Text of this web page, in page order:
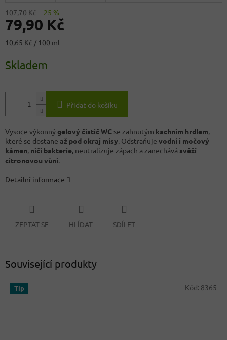
107,70 Kč –25 %
79,90 Kč
Měrná
10,65 Kč / 100 ml
Skladem
Přidat do košíku
Vysoce výkonný gelový čistič WC se zahnutým kachním hrdlem,
které se dostane až pod okraj mísy. Odstraňuje vodní i močový
kámen, ničí bakterie, neutralizuje zápach a zanechává svěží
citronovou vůni.
Detailní informace
ZEPTAT SE HLÍDAT SDÍLET
Související produkty
Tip Kód: 8365